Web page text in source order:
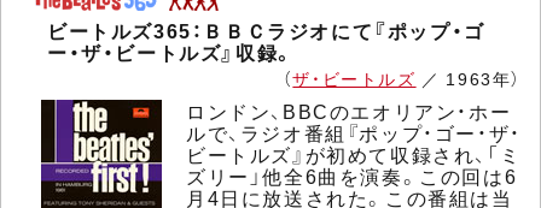
ビートルズ365：ＢＢＣラジオにて『ポップ・ゴ
ー・ザ・ビートルズ』収録。
（ザ・ビートルズ ／ 1963年）
ロンドン、BBCのエオリアン・ホー
ルで、ラジオ番組『ポップ・ゴー・ザ・
ビートルズ』が初めて収録され、「ミ
ズリー」他全6曲を演奏。この回は6
月4日に放送された。この番組は当